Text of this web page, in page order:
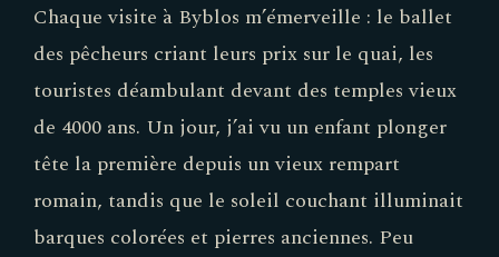
Chaque visite à Byblos m’émerveille : le ballet
des pêcheurs criant leurs prix sur le quai, les
touristes déambulant devant des temples vieux
de 4000 ans. Un jour, j’ai vu un enfant plonger
tête la première depuis un vieux rempart
romain, tandis que le soleil couchant illuminait
barques colorées et pierres anciennes. Peu